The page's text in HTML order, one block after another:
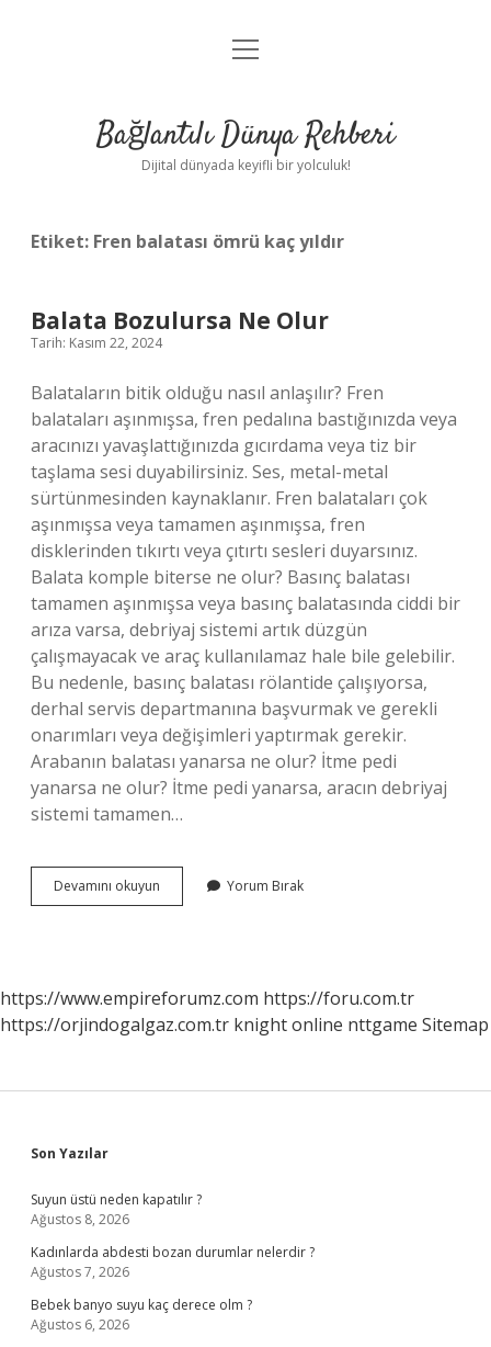
Anasayfa
Yasal Uyarı
menüyü
Bağlantılı Dünya Rehberi
Dijital dünyada keyifli bir yolculuk!
Etiket: Fren balatası ömrü kaç yıldır
Balata Bozulursa Ne Olur
Tarih: Kasım 22, 2024
Balataların bitik olduğu nasıl anlaşılır? Fren
balataları aşınmışsa, fren pedalına bastığınızda veya
aracınızı yavaşlattığınızda gıcırdama veya tiz bir
taşlama sesi duyabilirsiniz. Ses, metal-metal
sürtünmesinden kaynaklanır. Fren balataları çok
aşınmışsa veya tamamen aşınmışsa, fren
disklerinden tıkırtı veya çıtırtı sesleri duyarsınız.
Balata komple biterse ne olur? Basınç balatası
tamamen aşınmışsa veya basınç balatasında ciddi bir
arıza varsa, debriyaj sistemi artık düzgün
çalışmayacak ve araç kullanılamaz hale bile gelebilir.
Bu nedenle, basınç balatası rölantide çalışıyorsa,
derhal servis departmanına başvurmak ve gerekli
onarımları veya değişimleri yaptırmak gerekir.
Arabanın balatası yanarsa ne olur? İtme pedi
yanarsa ne olur? İtme pedi yanarsa, aracın debriyaj
sistemi tamamen…
Devamını okuyun
Bozulursa
Yorum Bırak
https://www.empireforumz.com https://foru.com.tr
https://orjindogalgaz.com.tr knight online nttgame Sitemap
Sidebar
Son Yazılar
Suyun üstü neden kapatılır ?
Ağustos 8, 2026
Kadınlarda abdesti bozan durumlar nelerdir ?
Ağustos 7, 2026
Bebek banyo suyu kaç derece olm ?
Ağustos 6, 2026